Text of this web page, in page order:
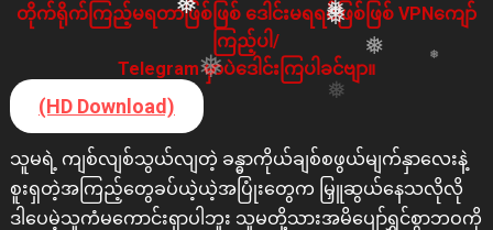
❅
❅
❅
❅
❅
တိုက်ရိုက်ကြည့်မရတာဖြစ်ဖြစ် ဒေါင်းမရရင်ဖြစ်ဖြစ် VPNကျော်
ကြည့်ပါ/
Telegram မှာပဲဒေါင်းကြပါခင်ဗျာ။
(HD Download)
သူမရဲ့ ကျစ်လျစ်သွယ်လျတဲ့ ခန္ဓာကိုယ်ချစ်စဖွယ်မျက်နှာလေးနဲ့
စူးရှတဲ့အကြည့်တွေခပ်ယဲ့ယဲ့အပြုံးတွေက မြှူဆွယ်နေသလိုလို
ဒါပေမဲ့သူကံမကောင်းရှာပါဘူး သူမတို့သားအမိပျော်ရွှင်စွာဘဝကို